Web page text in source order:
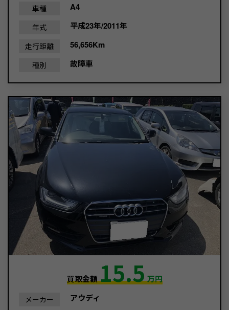
車種 A4
年式 平成23年/2011年
走行距離 56,656Km
種別 故障車
買取金額15.5万円
メーカー アウディ